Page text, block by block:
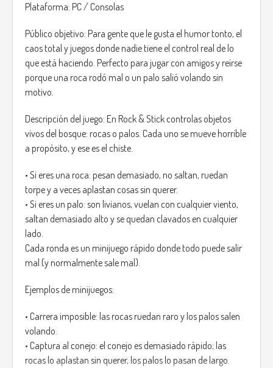
Plataforma: PC / Consolas
Público objetivo: Para gente que le gusta el humor tonto, el
caos total y juegos donde nadie tiene el control real de lo
que está haciendo. Perfecto para jugar con amigos y reírse
porque una roca rodó mal o un palo salió volando sin
motivo.
Descripción del juego: En Rock & Stick controlas objetos
vivos del bosque: rocas o palos. Cada uno se mueve horrible
a propósito, y ese es el chiste.
• Si eres una roca: pesan demasiado, no saltan, ruedan
torpe y a veces aplastan cosas sin querer.
• Si eres un palo: son livianos, vuelan con cualquier viento,
saltan demasiado alto y se quedan clavados en cualquier
lado.
Cada ronda es un minijuego rápido donde todo puede salir
mal (y normalmente sale mal).
Ejemplos de minijuegos:
• Carrera imposible: las rocas ruedan raro y los palos salen
volando.
• Captura al conejo: el conejo es demasiado rápido; las
rocas lo aplastan sin querer, los palos lo pasan de largo.